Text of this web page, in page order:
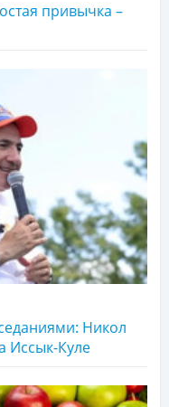
привычка –
Никол
Иссык-Куле